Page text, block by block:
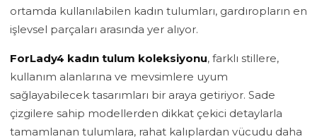
ortamda kullanılabilen kadın tulumları, gardıropların en
işlevsel parçaları arasında yer alıyor.
ForLady4 kadın tulum koleksiyonu, farklı stillere,
kullanım alanlarına ve mevsimlere uyum
sağlayabilecek tasarımları bir araya getiriyor. Sade
çizgilere sahip modellerden dikkat çekici detaylarla
tamamlanan tulumlara, rahat kalıplardan vücudu daha